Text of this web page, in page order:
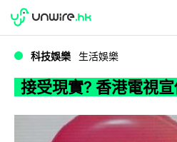
接受現實? 香港電視
WWDC 2026
科技娛樂 生活娛樂
接受現實? 香港電視